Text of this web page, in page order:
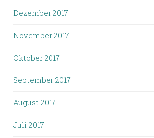
Dezember 2017
November 2017
Oktober 2017
September 2017
August 2017
Juli 2017